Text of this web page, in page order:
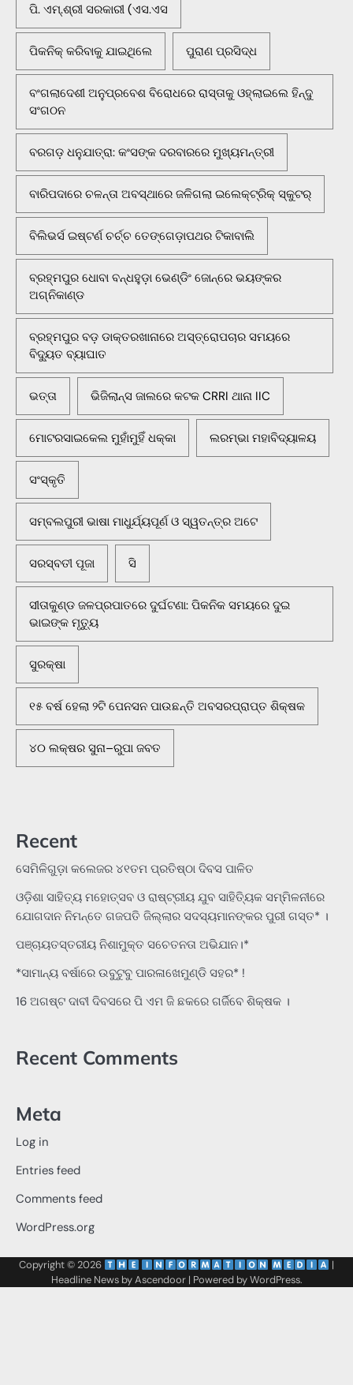
ପି. ଏମ୍.ଶ୍ରୀ ସରକାରୀ (ଏସ.ଏସ
ପିକନିକ୍‌ କରିବାକୁ ଯାଇଥିଲେ ପୁରାଣ ପ୍ରସିଦ୍ଧ
ବଂଗଲାଦେଶୀ ଅନୁପ୍ରବେଶ ବିରୋଧରେ ରାସ୍ତାକୁ ଓହ୍ଲାଇଲେ ହିନ୍ଦୁ
ସଂଗଠନ
ବରଗଡ଼ ଧନୁଯାତ୍ରା: କଂସଙ୍କ ଦରବାରରେ ମୁଖ୍ୟମନ୍ତ୍ରୀ
ବାରିପଦାରେ ଚଳନ୍ତା ଅବସ୍ଥାରେ ଜଳିଗଲା ଇଲେକ୍ଟ୍ରିକ୍ ସ୍କୁଟର୍
ବିଲିଭର୍ସ ଇଷ୍ଟର୍ଣ ଚର୍ଚ୍ଚ ତେଙ୍ଗେଡ଼ାପଥର ଟିକାବାଲି
ବ୍ରହ୍ମପୁର ଧୋବା ବନ୍ଧହୁଡ଼ା ଭେଣ୍ଡିଂ ଜୋନ୍‌ରେ ଭୟଙ୍କର
ଅଗ୍ନିକାଣ୍ଡ
ବ୍ରହ୍ମପୁର ବଡ଼ ଡାକ୍ତରଖାନାରେ ଅସ୍ତ୍ରୋପଚାର ସମୟରେ
ବିଦ୍ୟୁତ ବ୍ୟାଘାତ
ଭତ୍ତା ଭିଜିଲାନ୍ସ ଜାଲରେ କଟକ CRRI ଥାନା IIC
ମୋଟରସାଇକେଲ ମୁହାଁମୁହିଁ ଧକ୍କା ଲରମ୍ଭା ମହାବିଦ୍ୟାଳୟ
ସଂସ୍କୃତି
ସମ୍ବଲପୁରୀ ଭାଷା ମାଧୁର୍ଯ୍ୟପୂର୍ଣ ଓ ସ୍ୱତନ୍ତ୍ର ଅଟେ
ସରସ୍ବତୀ ପୂଜା ସି
ସୀତାକୁଣ୍ଡ ଜଳପ୍ରପାତରେ ଦୁର୍ଘଟଣା: ପିକନିକ ସମୟରେ ଦୁଇ
ଭାଇଙ୍କ ମୃତ୍ୟୁ
ସୁରକ୍ଷା
୧୫ ବର୍ଷ ହେଲା ୨ଟି ପେନସନ ପାଉଛନ୍ତି ଅବସରପ୍ରାପ୍ତ ଶିକ୍ଷକ
୪୦ ଲକ୍ଷର ସୁନା–ରୁପା ଜବତ
Recent
ସେମିଳିଗୁଡ଼ା କଲେଜର ୪୧ତମ ପ୍ରତିଷ୍ଠା ଦିବସ ପାଳିତ
ଓଡ଼ିଶା ସାହିତ୍ୟ ମହୋତ୍ସବ ଓ ରାଷ୍ଟ୍ରୀୟ ଯୁବ ସାହିତ୍ୟିକ ସମ୍ମିଳନୀରେ
ଯୋଗଦାନ ନିମନ୍ତେ ଗଜପତି ଜିଲ୍ଲାର ସଦସ୍ୟମାନଙ୍କର ପୁରୀ ଗସ୍ତ* ।
ପଞ୍ଚାୟତସ୍ତରୀୟ ନିଶାମୁକ୍ତ ସଚେତନତା ଅଭିଯାନ।*
*ସାମାନ୍ୟ ବର୍ଷାରେ ଉବୁଟୁବୁ ପାରଳାଖେମୁଣ୍ଡି ସହର* !
16 ଅଗଷ୍ଟ ଦାବୀ ଦିବସରେ ପି ଏମ ଜି ଛକରେ ଗର୍ଜିବେ ଶିକ୍ଷକ ।
Recent Comments
Meta
Log in
Entries feed
Comments feed
WordPress.org
Copyright © 2026
|
Headline News byAscendoor| Powered byWordPress.